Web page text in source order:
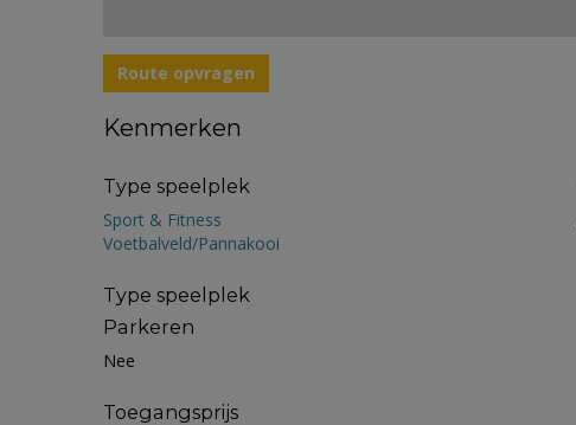
Route opvragen
Kenmerken
Type speelplek
Sport & Fitness
Voetbalveld/Pannakooi
Type speelplek
Parkeren
Nee
Toegangsprijs